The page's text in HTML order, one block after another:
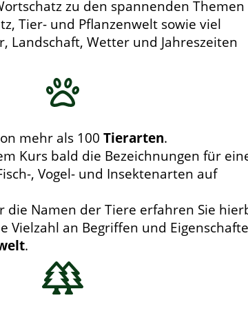
zu den spannenden Themen
Tier- und Pflanzenwelt sowie viel
Landschaft, Wetter und Jahreszeiten
mehr als 100 Tierarten.
Kurs bald die Bezeichnungen für
, Vogel- und Insektenarten auf
Namen der Tiere erfahren Sie
Vielzahl an Begriffen und
.